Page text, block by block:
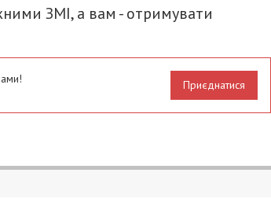
ЗМІ, а вам - отримувати
Приєднатися